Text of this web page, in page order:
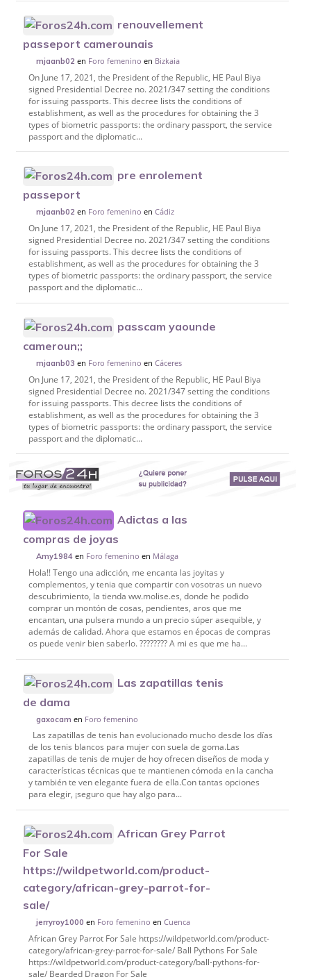
renouvellement
passeport camerounais
mjaanb02 en Foro femenino en Bizkaia
On June 17, 2021, the President of the Republic, HE Paul Biya
signed Presidential Decree no. 2021/347 setting the conditions
for issuing passports. This decree lists the conditions of
establishment, as well as the procedures for obtaining the 3
types of biometric passports: the ordinary passport, the service
passport and the diplomatic...
pre enrolement
passeport
mjaanb02 en Foro femenino enCádiz
On June 17, 2021, the President of the Republic, HE Paul Biya
signed Presidential Decree no. 2021/347 setting the conditions
for issuing passports. This decree lists the conditions of
establishment, as well as the procedures for obtaining the 3
types of biometric passports: the ordinary passport, the service
passport and the diplomatic...
passcam yaounde
cameroun;;
mjaanb03 en Foro femenino enCáceres
On June 17, 2021, the President of the Republic, HE Paul Biya
signed Presidential Decree no. 2021/347 setting the conditions
for issuing passports. This decree lists the conditions of
establishment, as well as the procedures for obtaining the 3
types of biometric passports: the ordinary passport, the service
passport and the diplomatic...
Adictas a las
compras de joyas
Amy1984 en Foro femenino en Málaga
Hola!! Tengo una adicción, me encanta las joyitas y
complementos, y tenia que compartir con vosotras un nuevo
descubrimiento, la tienda ww.molise.es, donde he podido
comprar un montón de cosas, pendientes, aros que me
encantan, una pulsera mundo a un precio súper asequible, y
además de calidad. Ahora que estamos en épocas de compras
os puede venir bien saberlo. ???????? A mi es que me ha...
Las zapatillas tenis
de dama
gaxocam en Foro femenino
Las zapatillas de tenis han evolucionado mucho desde los días
de los tenis blancos para mujer con suela de goma.Las
zapatillas de tenis de mujer de hoy ofrecen diseños de moda y
características técnicas que te mantienen cómoda en la cancha
y también te ven elegante fuera de ella.Con tantas opciones
para elegir, ¡seguro que hay algo para...
African Grey Parrot
For Sale
https://wildpetworld.com/product-
category/african-grey-parrot-for-
sale/
jerryroy1000 en Foro femenino enCuenca
African Grey Parrot For Sale https://wildpetworld.com/product-
category/african-grey-parrot-for-sale/ Ball Pythons For Sale
https://wildpetworld.com/product-category/ball-pythons-for-
sale/ Bearded Dragon For Sale